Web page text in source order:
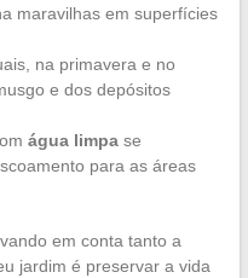
maravilhas em superfícies
na primavera e no
e dos depósitos
água limpase
para as áreas
em conta tanto a
jardim é preservar a vida